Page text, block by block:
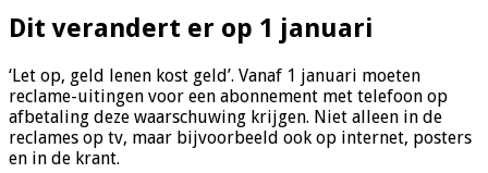
Dit verandert er op 1 januari
‘Let op, geld lenen kost geld’. Vanaf 1 januari moeten
reclame-uitingen voor een abonnement met telefoon op
afbetaling deze waarschuwing krijgen. Niet alleen in de
reclames op tv, maar bijvoorbeeld ook op internet, posters
en in de krant.